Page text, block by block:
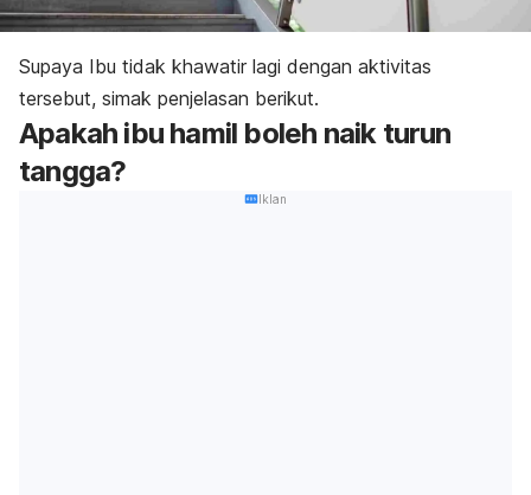
Supaya Ibu tidak khawatir lagi dengan aktivitas
tersebut, simak penjelasan berikut.
Apakah ibu hamil boleh naik turun
tangga?
Iklan